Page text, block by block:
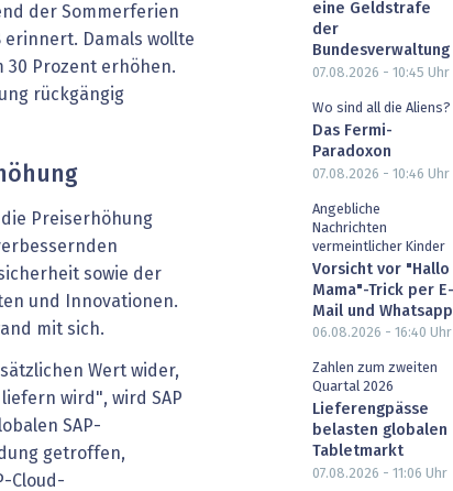
der Sommerferien
erinnert. Damals wollte
30 Prozent erhöhen.
rückgängig
Preiserhöhung
sowie der
und Innovationen.
mit sich.
Wert wider,
wird", wird SAP
SAP-
getroffen,
Cloud-
eine Geldstrafe
der
Bundesverwaltung
07.08.2026 - 10:45 Uhr
Wo sind all die Aliens?
Das Fermi-
Paradoxon
07.08.2026 - 10:46 Uhr
Angebliche
Nachrichten
vermeintlicher Kinder
Vorsicht vor "Hallo
Mama"-Trick per E-
Mail und Whatsapp
06.08.2026 - 16:40 Uhr
Zahlen zum zweiten
Quartal 2026
Lieferengpässe
belasten globalen
Tabletmarkt
07.08.2026 - 11:06 Uhr